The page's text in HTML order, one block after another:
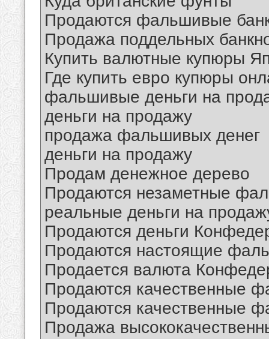
Продаются фальшивые
Продажа поддельных
Купить валютные купюры
Где купить евро купюры
фальшивые деньги на
деньги на продажу
продажа фальшивых денег
деньги на продажу
Продам денежное дерево
Продаются незаметные
реальные деньги на
Продаются деньги
Продаются настоящие
Продается валюта
Продаются качественные
Продаются качественные
Продажа